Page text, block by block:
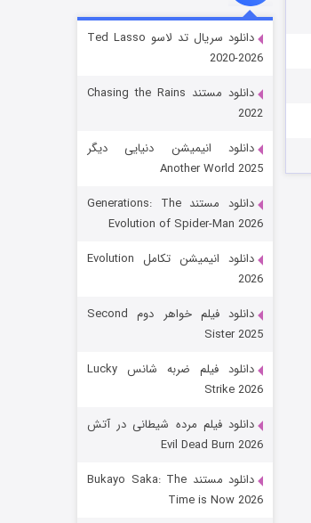
قسمت
رویایی برای تو
قسمت
دانلود سریال تد لاسو Ted Lasso
2020-2026
دانلود مستند Chasing the Rains
2022
دانلود انیمیشن دنیایی دیگر
Another World 2025
دانلود مستند Generations: The
Evolution of Spider-Man 2026
دانلود انیمیشن تکامل Evolution
2026
دانلود فیلم خواهر دوم Second
Sister 2025
دانلود فیلم ضربه شانس Lucky
Strike 2026
دانلود فیلم مرده شیطانی در آتش
Evil Dead Burn 2026
دانلود مستند Bukayo Saka: The
Time is Now 2026